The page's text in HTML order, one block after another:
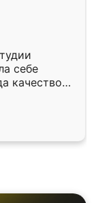
себе
качеством
уже почти